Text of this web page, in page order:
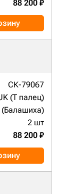
88 200 ₽
СК-79067
(Т палец)
2 шт
88 200 ₽